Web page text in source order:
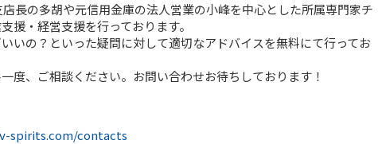
長の多胡や元信用金庫の法人営業の小峰を中心とした所属専門家チ
援・経営支援を行っております。
いの？といった疑問に対して適切なアドバイスを無料にて行ってお
度、ご相談ください。お問い合わせお待ちしております！
spirits.com/contacts